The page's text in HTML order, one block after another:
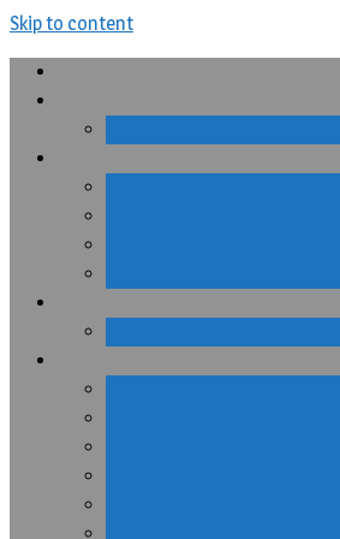
Skip to content